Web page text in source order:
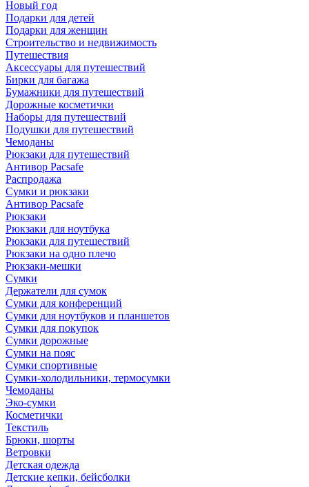
Новый год
Подарки для детей
Подарки для женщин
Строительство и недвижимость
Путешествия
Аксессуары для путешествий
Бирки для багажа
Бумажники для путешествий
Дорожные косметички
Наборы для путешествий
Подушки для путешествий
Чемоданы
Рюкзаки для путешествий
Антивор Pacsafe
Распродажа
Сумки и рюкзаки
Антивор Pacsafe
Рюкзаки
Рюкзаки для ноутбука
Рюкзаки для путешествий
Рюкзаки на одно плечо
Рюкзаки-мешки
Сумки
Держатели для сумок
Сумки для конференций
Сумки для ноутбуков и планшетов
Сумки для покупок
Сумки дорожные
Сумки на пояс
Сумки спортивные
Сумки-холодильники, термосумки
Чемоданы
Эко-сумки
Косметички
Текстиль
Брюки, шорты
Ветровки
Детская одежда
Детские кепки, бейсболки